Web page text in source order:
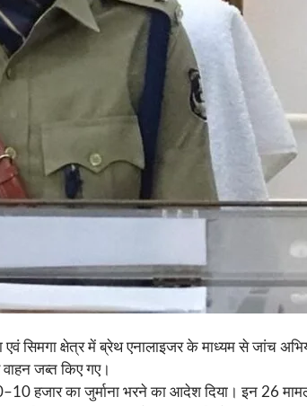
एवं सिमगा क्षेत्र में ब्रेथ एनालाइजर के माध्यम से जांच
जब्त किए गए।
हजार का जुर्माना भरने का आदेश दिया। इन 26